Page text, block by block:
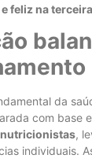
feliz na
da
com base
,
individuais.